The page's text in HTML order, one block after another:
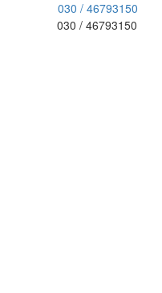
030 / 46793150
030 / 46793150